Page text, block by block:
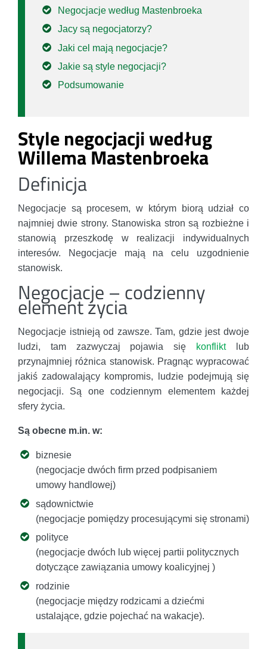
Negocjacje według Mastenbroeka
Jacy są negocjatorzy?
Jaki cel mają negocjacje?
Jakie są style negocjacji?
Podsumowanie
Style negocjacji według
Willema Mastenbroeka
Definicja
Negocjacje są procesem, w którym biorą udział co
najmniej dwie strony. Stanowiska stron są rozbieżne i
stanowią przeszkodę w realizacji indywidualnych
interesów. Negocjacje mają na celu uzgodnienie
stanowisk.
Negocjacje – codzienny
element życia
Negocjacje istnieją od zawsze. Tam, gdzie jest dwoje
ludzi, tam zazwyczaj pojawia się
konfliktlub
przynajmniej różnica stanowisk. Pragnąc wypracować
jakiś zadowalający kompromis, ludzie podejmują się
negocjacji. Są one codziennym elementem każdej
sfery życia.
Są obecne m.in. w:
biznesie
(negocjacje dwóch firm przed podpisaniem
umowy handlowej)
sądownictwie
(negocjacje pomiędzy procesującymi się stronami)
polityce
(negocjacje dwóch lub więcej partii politycznych
dotyczące zawiązania umowy koalicyjnej )
rodzinie
(negocjacje między rodzicami a dziećmi
ustalające, gdzie pojechać na wakacje).